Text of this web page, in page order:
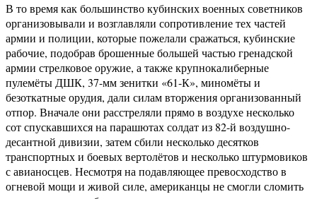
В то время как большинство кубинских военных советников
организовывали и возглавляли сопротивление тех частей
армии и полиции, которые пожелали сражаться, кубинские
рабочие, подобрав брошенные большей частью гренадской
армии стрелковое оружие, а также крупнокалиберные
пулемёты ДШК, 37-мм зенитки «61-К», миномёты и
безоткатные орудия, дали силам вторжения организованный
отпор. Вначале они расстреляли прямо в воздухе несколько
сот спускавшихся на парашютах солдат из 82-й воздушно-
десантной дивизии, затем сбили несколько десятков
транспортных и боевых вертолётов и несколько штурмовиков
с авианосцев. Несмотря на подавляющее превосходство в
огневой мощи и живой силе, американцы не смогли сломить